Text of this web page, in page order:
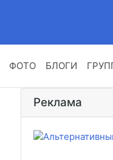
ФОТО БЛОГИ
Реклама